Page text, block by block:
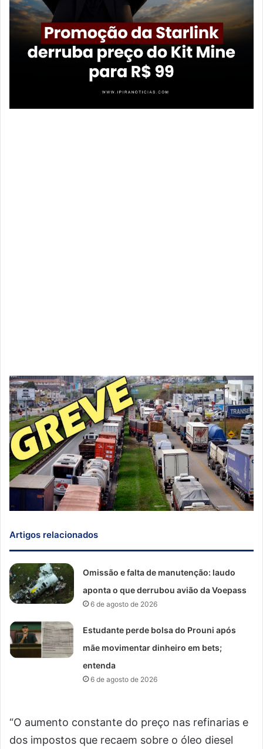
Artigos relacionados
Omissão e falta de manutenção: laudo
aponta o que derrubou avião da Voepass
6 de agosto de 2026
Estudante perde bolsa do Prouni após
mãe movimentar dinheiro em bets;
entenda
6 de agosto de 2026
“O aumento constante do preço nas refinarias e
dos impostos que recaem sobre o óleo diesel